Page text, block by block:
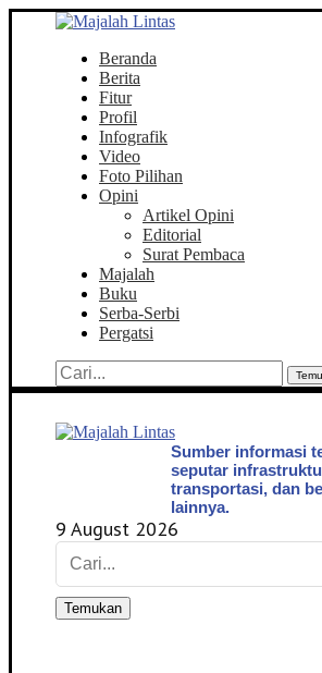
Beranda
Berita
Fitur
Profil
Infografik
Video
Foto Pilihan
Opini
Artikel Opini
Editorial
Surat Pembaca
Majalah
Buku
Serba-Serbi
Pergatsi
Sumber informasi
seputar
transportasi, dan
lainnya.
9 August 2026
Temukan